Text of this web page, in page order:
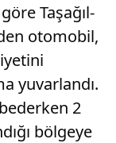
Taşağıl-
otomobil,
yuvarlandı.
2
bölgeye